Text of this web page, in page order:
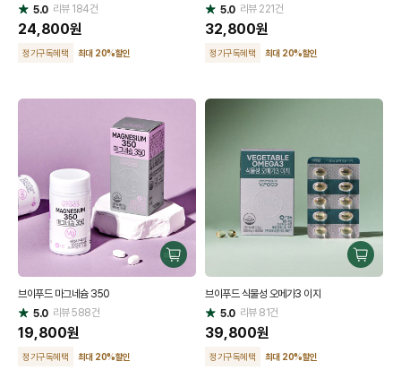
별
점
5.0 리뷰184건
24,800원
정기구독혜택 최대 20%할인
별
점
5.0 리뷰221건
32,800원
정기구독혜택 최대 20%할인
구
매
브이푸드 마그네슘 350
별
점
5.0 리뷰588건
19,800원
정기구독혜택 최대 20%할인
구
매
브이푸드 식물성 오메가3 이지
별
점
5.0 리뷰81건
39,800원
정기구독혜택 최대 20%할인